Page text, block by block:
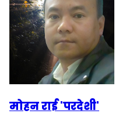
मोहन राई 'परदेशी'